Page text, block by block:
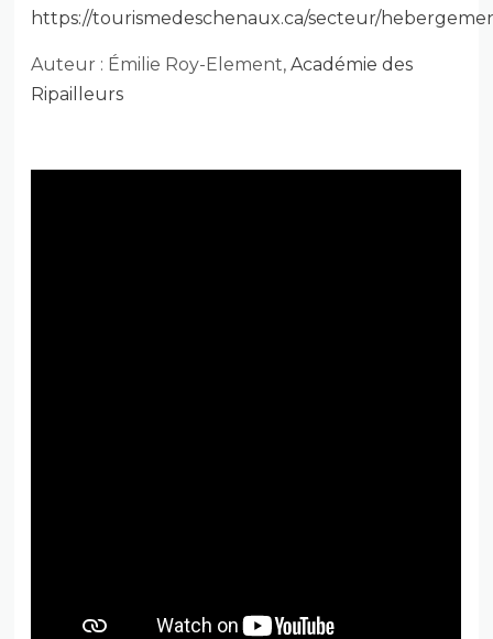
https://tourismedeschenaux.ca/secteur/
Auteur : Émilie Roy-Element,Académie des
Ripailleurs